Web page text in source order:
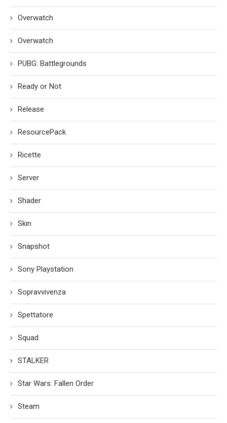
Overwatch
Overwatch
PUBG: Battlegrounds
Ready or Not
Release
ResourcePack
Ricette
Server
Shader
Skin
Snapshot
Sony Playstation
Sopravvivenza
Spettatore
Squad
STALKER
Star Wars: Fallen Order
Steam